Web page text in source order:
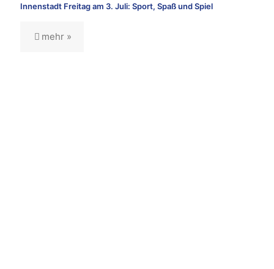
Innenstadt Freitag am 3. Juli: Sport, Spaß und Spiel
mehr »